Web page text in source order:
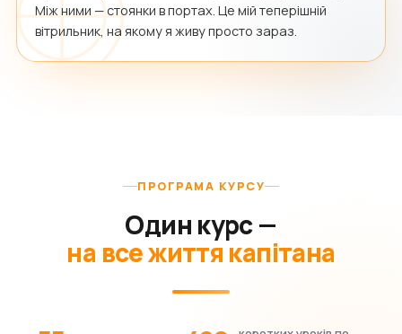
Між ними — стоянки в портах. Це мій теперішній
вітрильник, на якому я живу просто зараз.
ПРОГРАМА КУРСУ
Один курс —
на все життя капітана